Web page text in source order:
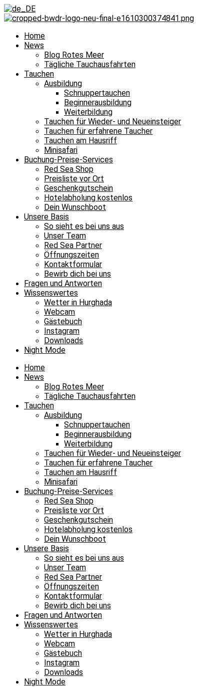
Home
News
Blog Rotes Meer
Tägliche Tauchausfahrten
Tauchen
Ausbildung
Schnuppertauchen
Beginnerausbildung
Weiterbildung
Tauchen für Wieder- und Neueinsteiger
Tauchen für erfahrene Taucher
Tauchen am Hausriff
Minisafari
Buchung-Preise-Services
Red Sea Shop
Preisliste vor Ort
Geschenkgutschein
Hotelabholung kostenlos
Dein Wunschboot
Unsere Basis
So sieht es bei uns aus
Unser Team
Red Sea Partner
Öffnungszeiten
Kontaktformular
Bewirb dich bei uns
Fragen und Antworten
Wissenswertes
Wetter in Hurghada
Webcam
Gästebuch
Instagram
Downloads
Night Mode
Home
News
Blog Rotes Meer
Tägliche Tauchausfahrten
Tauchen
Ausbildung
Schnuppertauchen
Beginnerausbildung
Weiterbildung
Tauchen für Wieder- und Neueinsteiger
Tauchen für erfahrene Taucher
Tauchen am Hausriff
Minisafari
Buchung-Preise-Services
Red Sea Shop
Preisliste vor Ort
Geschenkgutschein
Hotelabholung kostenlos
Dein Wunschboot
Unsere Basis
So sieht es bei uns aus
Unser Team
Red Sea Partner
Öffnungszeiten
Kontaktformular
Bewirb dich bei uns
Fragen und Antworten
Wissenswertes
Wetter in Hurghada
Webcam
Gästebuch
Instagram
Downloads
Night Mode